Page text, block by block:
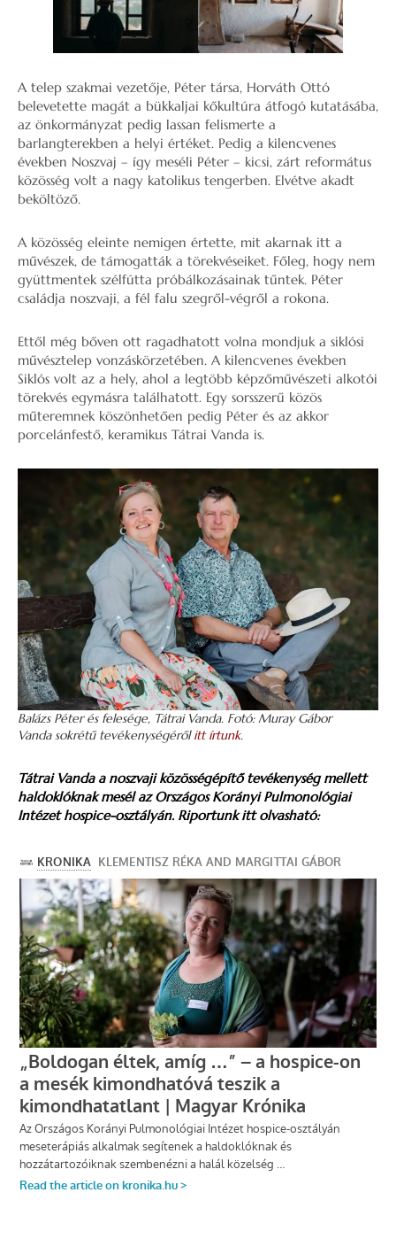
A telep szakmai vezetője, Péter társa, Horváth Ottó
belevetette magát a bükkaljai kőkultúra átfogó kutatásába,
az önkormányzat pedig lassan felismerte a
barlangterekben a helyi értéket. Pedig a kilencvenes
években Noszvaj – így meséli Péter – kicsi, zárt református
közösség volt a nagy katolikus tengerben. Elvétve akadt
beköltöző.
A közösség eleinte nemigen értette, mit akarnak itt a
művészek, de támogatták a törekvéseiket. Főleg, hogy nem
gyüttmentek szélfútta próbálkozásainak tűntek. Péter
családja noszvaji, a fél falu szegről-végről a rokona.
Ettől még bőven ott ragadhatott volna mondjuk a siklósi
művésztelep vonzáskörzetében. A kilencvenes években
Siklós volt az a hely, ahol a legtöbb képzőművészeti alkotói
törekvés egymásra találhatott. Egy sorsszerű közös
műteremnek köszönhetően pedig Péter és az akkor
porcelánfestő, keramikus Tátrai Vanda is.
Balázs Péter és felesége, Tátrai Vanda. Fotó: Muray Gábor
Vanda sokrétű tevékenységérőlitt írtunk.
Tátrai Vanda a noszvaji közösségépítő tevékenység mellett
haldoklóknak mesél az Országos Korányi Pulmonológiai
Intézet hospice-osztályán. Riportunk itt olvasható: